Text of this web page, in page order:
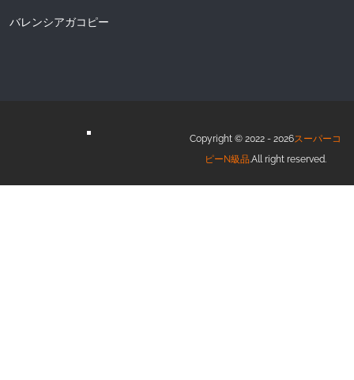
バレンシアガコピー
Copyright © 2022 - 2026スーパーコ
ピーN級品.All right reserved.